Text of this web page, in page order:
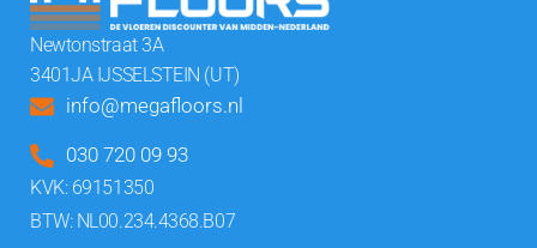
Newtonstraat 3A
3401JA IJSSELSTEIN (UT)
info@megafloors.nl
030 720 09 93
KVK: 69151350
BTW: NL00.234.4368.B07